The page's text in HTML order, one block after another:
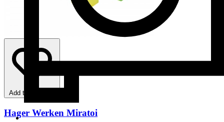
Add to favorites
Hager Werken Miratoi